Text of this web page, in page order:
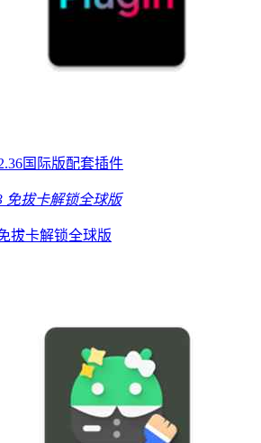
国际版配套插件
拔卡解锁全球版